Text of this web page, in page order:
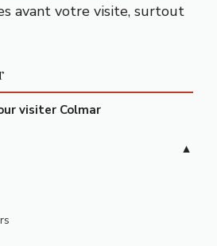
avant votre visite, surtout
visiter Colmar